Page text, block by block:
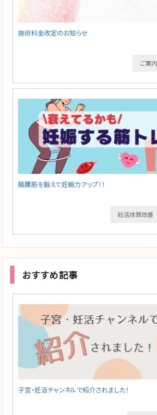
施術料金改定のお知らせ
ご案内
腸腰筋を鍛えて妊娠力アップ！！
妊活体質改善
おすすめ記事
子宮・妊活チャンネルで紹介されました！